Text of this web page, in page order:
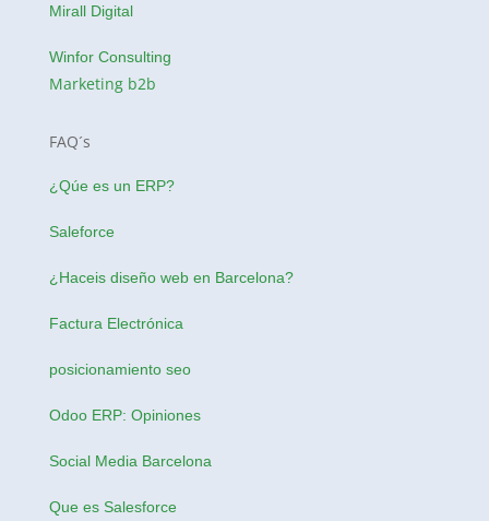
Mirall Digital
Winfor Consulting
Marketing b2b
FAQ´s
¿Qúe es un ERP?
Saleforce
¿Haceis diseño web en Barcelona?
Factura Electrónica
posicionamiento seo
Odoo ERP: Opiniones
Social Media Barcelona
Que es Salesforce